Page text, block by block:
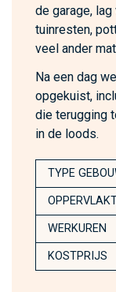
de garage,
tuinresten,
veel ander
Na een dag
opgekuist,
die terugging
in de loods.
TYPE
WERKUREN
KOSTPRIJS